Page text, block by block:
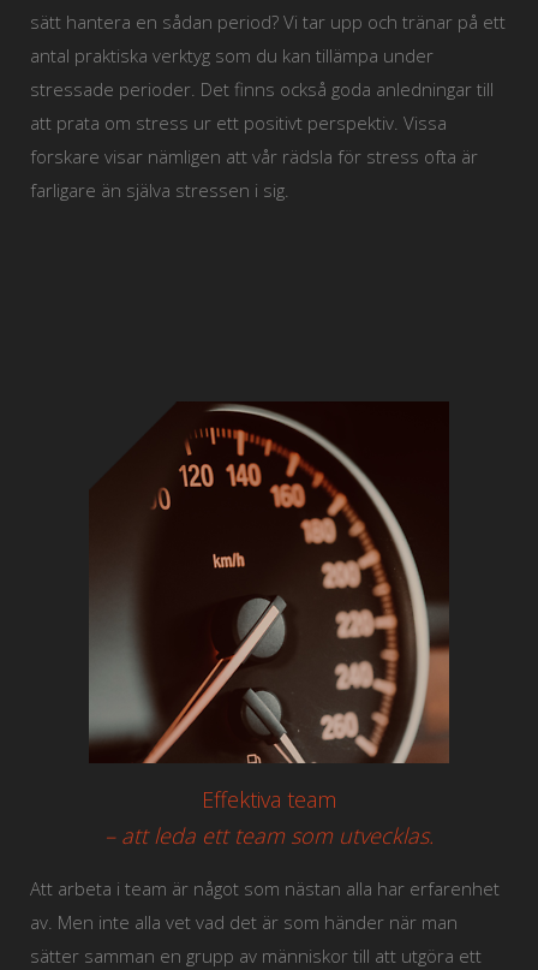
sätt hantera en sådan period? Vi tar upp och tränar på ett
antal praktiska verktyg som du kan tillämpa under
stressade perioder. Det finns också goda anledningar till
att prata om stress ur ett positivt perspektiv. Vissa
forskare visar nämligen att vår rädsla för stress ofta är
farligare än själva stressen i sig.
Effektiva team
– att leda ett team som utvecklas.
Att arbeta i team är något som nästan alla har erfarenhet
av. Men inte alla vet vad det är som händer när man
sätter samman en grupp av människor till att utgöra ett